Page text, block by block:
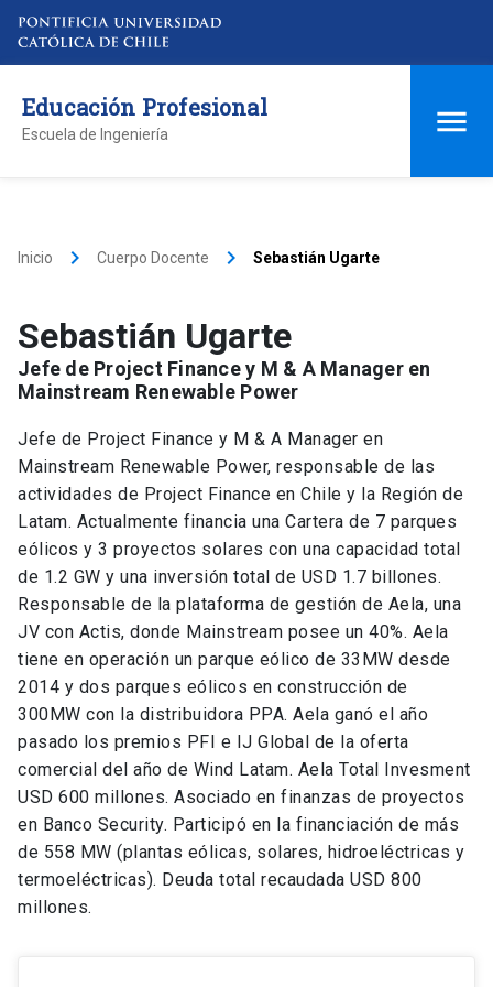
Educación Profesional
Escuela de Ingeniería
Inicio keyboard_arrow_right Cuerpo Docente keyboard_arrow_right Sebastián Ugarte
Sebastián Ugarte
Jefe de Project Finance y M & A Manager en
Mainstream Renewable Power
Jefe de Project Finance y M & A Manager en
Mainstream Renewable Power, responsable de las
actividades de Project Finance en Chile y la Región de
Latam. Actualmente financia una Cartera de 7 parques
eólicos y 3 proyectos solares con una capacidad total
de 1.2 GW y una inversión total de USD 1.7 billones.
Responsable de la plataforma de gestión de Aela, una
JV con Actis, donde Mainstream posee un 40%. Aela
tiene en operación un parque eólico de 33MW desde
2014 y dos parques eólicos en construcción de
300MW con la distribuidora PPA. Aela ganó el año
pasado los premios PFI e IJ Global de la oferta
comercial del año de Wind Latam. Aela Total Invesment
USD 600 millones. Asociado en finanzas de proyectos
en Banco Security. Participó en la financiación de más
de 558 MW (plantas eólicas, solares, hidroeléctricas y
termoeléctricas). Deuda total recaudada USD 800
millones.